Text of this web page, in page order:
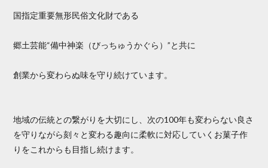
国指定重要無形民俗文化財である
郷土芸能“備中神楽（びっちゅうかぐら）”と共に
創業から変わらぬ味を守り続けています。
地域の伝統との繋がりを大切にし、次の100年も変わらない良さ
を守りながら刻々と変わる趣向に柔軟に対応していくお菓子作
りをこれからも目指し続けます。